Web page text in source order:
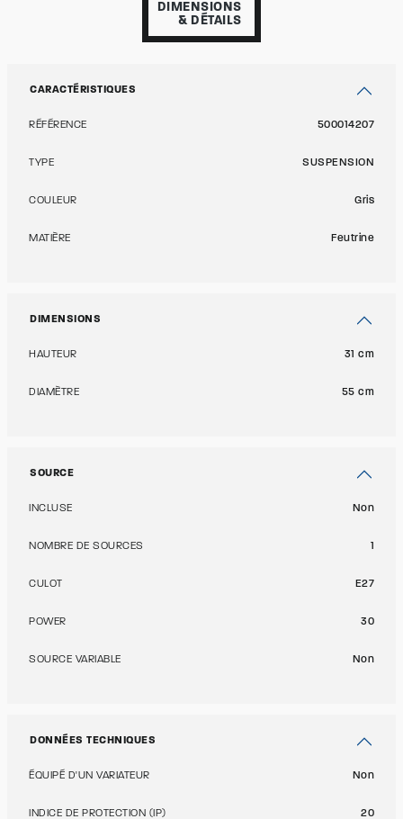
DIMENSIONS
& DÉTAILS
CARACTÉRISTIQUES
RÉFÉRENCE 500014207
TYPE SUSPENSION
COULEUR Gris
MATIÈRE Feutrine
DIMENSIONS
HAUTEUR 31 cm
DIAMÈTRE 55 cm
SOURCE
INCLUSE Non
NOMBRE DE SOURCES 1
CULOT E27
POWER 30
SOURCE VARIABLE Non
DONNÉES TECHNIQUES
ÉQUIPÉ D'UN VARIATEUR Non
INDICE DE PROTECTION (IP) 20